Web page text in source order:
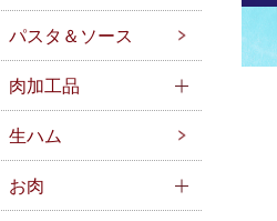
パスタ＆ソース
肉加工品
生ハム
お肉